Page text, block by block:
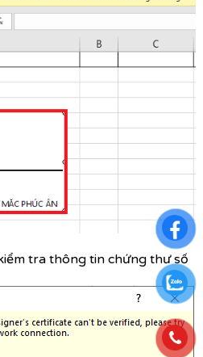
tra thông tin chứng thư số